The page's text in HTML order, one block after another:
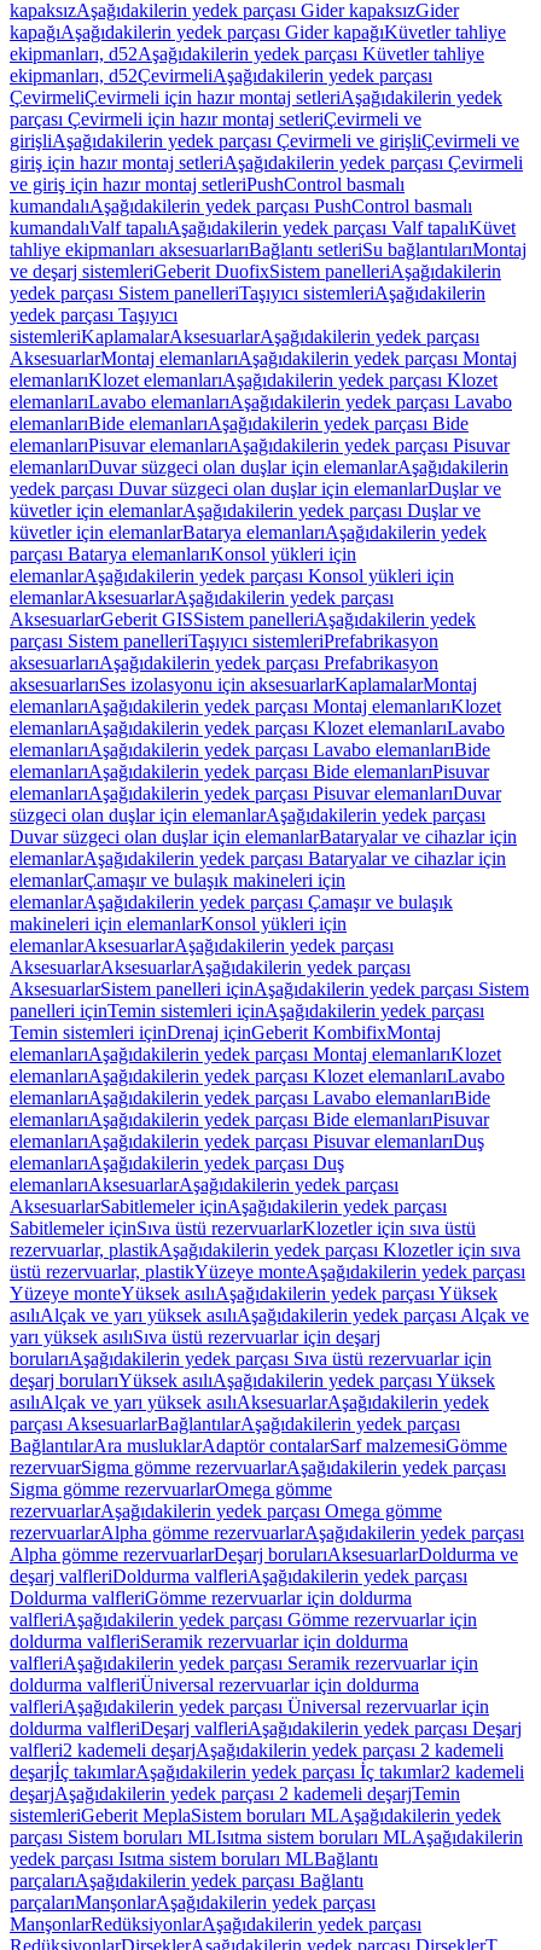
kapaksızAşağıdakilerin yedek parçası Gider kapaksızGider
kapağıAşağıdakilerin yedek parçası Gider kapağıKüvetler tahliye
ekipmanları, d52Aşağıdakilerin yedek parçası Küvetler tahliye
ekipmanları, d52ÇevirmeliAşağıdakilerin yedek parçası
ÇevirmeliÇevirmeli için hazır montaj setleriAşağıdakilerin yedek
parçası Çevirmeli için hazır montaj setleriÇevirmeli ve
girişliAşağıdakilerin yedek parçası Çevirmeli ve girişliÇevirmeli ve
giriş için hazır montaj setleriAşağıdakilerin yedek parçası Çevirmeli
ve giriş için hazır montaj setleriPushControl basmalı
kumandalıAşağıdakilerin yedek parçası PushControl basmalı
kumandalıValf tapalıAşağıdakilerin yedek parçası Valf tapalıKüvet
tahliye ekipmanları aksesuarlarıBağlantı setleriSu bağlantılarıMontaj
ve deşarj sistemleriGeberit DuofixSistem panelleriAşağıdakilerin
yedek parçası Sistem panelleriTaşıyıcı sistemleriAşağıdakilerin
yedek parçası Taşıyıcı
sistemleriKaplamalarAksesuarlarAşağıdakilerin yedek parçası
AksesuarlarMontaj elemanlarıAşağıdakilerin yedek parçası Montaj
elemanlarıKlozet elemanlarıAşağıdakilerin yedek parçası Klozet
elemanlarıLavabo elemanlarıAşağıdakilerin yedek parçası Lavabo
elemanlarıBide elemanlarıAşağıdakilerin yedek parçası Bide
elemanlarıPisuvar elemanlarıAşağıdakilerin yedek parçası Pisuvar
elemanlarıDuvar süzgeci olan duşlar için elemanlarAşağıdakilerin
yedek parçası Duvar süzgeci olan duşlar için elemanlarDuşlar ve
küvetler için elemanlarAşağıdakilerin yedek parçası Duşlar ve
küvetler için elemanlarBatarya elemanlarıAşağıdakilerin yedek
parçası Batarya elemanlarıKonsol yükleri için
elemanlarAşağıdakilerin yedek parçası Konsol yükleri için
elemanlarAksesuarlarAşağıdakilerin yedek parçası
AksesuarlarGeberit GISSistem panelleriAşağıdakilerin yedek
parçası Sistem panelleriTaşıyıcı sistemleriPrefabrikasyon
aksesuarlarıAşağıdakilerin yedek parçası Prefabrikasyon
aksesuarlarıSes izolasyonu için aksesuarlarKaplamalarMontaj
elemanlarıAşağıdakilerin yedek parçası Montaj elemanlarıKlozet
elemanlarıAşağıdakilerin yedek parçası Klozet elemanlarıLavabo
elemanlarıAşağıdakilerin yedek parçası Lavabo elemanlarıBide
elemanlarıAşağıdakilerin yedek parçası Bide elemanlarıPisuvar
elemanlarıAşağıdakilerin yedek parçası Pisuvar elemanlarıDuvar
süzgeci olan duşlar için elemanlarAşağıdakilerin yedek parçası
Duvar süzgeci olan duşlar için elemanlarBataryalar ve cihazlar için
elemanlarAşağıdakilerin yedek parçası Bataryalar ve cihazlar için
elemanlarÇamaşır ve bulaşık makineleri için
elemanlarAşağıdakilerin yedek parçası Çamaşır ve bulaşık
makineleri için elemanlarKonsol yükleri için
elemanlarAksesuarlarAşağıdakilerin yedek parçası
AksesuarlarAksesuarlarAşağıdakilerin yedek parçası
AksesuarlarSistem panelleri içinAşağıdakilerin yedek parçası Sistem
panelleri içinTemin sistemleri içinAşağıdakilerin yedek parçası
Temin sistemleri içinDrenaj içinGeberit KombifixMontaj
elemanlarıAşağıdakilerin yedek parçası Montaj elemanlarıKlozet
elemanlarıAşağıdakilerin yedek parçası Klozet elemanlarıLavabo
elemanlarıAşağıdakilerin yedek parçası Lavabo elemanlarıBide
elemanlarıAşağıdakilerin yedek parçası Bide elemanlarıPisuvar
elemanlarıAşağıdakilerin yedek parçası Pisuvar elemanlarıDuş
elemanlarıAşağıdakilerin yedek parçası Duş
elemanlarıAksesuarlarAşağıdakilerin yedek parçası
AksesuarlarSabitlemeler içinAşağıdakilerin yedek parçası
Sabitlemeler içinSıva üstü rezervuarlarKlozetler için sıva üstü
rezervuarlar, plastikAşağıdakilerin yedek parçası Klozetler için sıva
üstü rezervuarlar, plastikYüzeye monteAşağıdakilerin yedek parçası
Yüzeye monteYüksek asılıAşağıdakilerin yedek parçası Yüksek
asılıAlçak ve yarı yüksek asılıAşağıdakilerin yedek parçası Alçak ve
yarı yüksek asılıSıva üstü rezervuarlar için deşarj
borularıAşağıdakilerin yedek parçası Sıva üstü rezervuarlar için
deşarj borularıYüksek asılıAşağıdakilerin yedek parçası Yüksek
asılıAlçak ve yarı yüksek asılıAksesuarlarAşağıdakilerin yedek
parçası AksesuarlarBağlantılarAşağıdakilerin yedek parçası
BağlantılarAra musluklarAdaptör contalarSarf malzemesiGömme
rezervuarSigma gömme rezervuarlarAşağıdakilerin yedek parçası
Sigma gömme rezervuarlarOmega gömme
rezervuarlarAşağıdakilerin yedek parçası Omega gömme
rezervuarlarAlpha gömme rezervuarlarAşağıdakilerin yedek parçası
Alpha gömme rezervuarlarDeşarj borularıAksesuarlarDoldurma ve
deşarj valfleriDoldurma valfleriAşağıdakilerin yedek parçası
Doldurma valfleriGömme rezervuarlar için doldurma
valfleriAşağıdakilerin yedek parçası Gömme rezervuarlar için
doldurma valfleriSeramik rezervuarlar için doldurma
valfleriAşağıdakilerin yedek parçası Seramik rezervuarlar için
doldurma valfleriÜniversal rezervuarlar için doldurma
valfleriAşağıdakilerin yedek parçası Üniversal rezervuarlar için
doldurma valfleriDeşarj valfleriAşağıdakilerin yedek parçası Deşarj
valfleri2 kademeli deşarjAşağıdakilerin yedek parçası 2 kademeli
deşarjİç takımlarAşağıdakilerin yedek parçası İç takımlar2 kademeli
deşarjAşağıdakilerin yedek parçası 2 kademeli deşarjTemin
sistemleriGeberit MeplaSistem boruları MLAşağıdakilerin yedek
parçası Sistem boruları MLIsıtma sistem boruları MLAşağıdakilerin
yedek parçası Isıtma sistem boruları MLBağlantı
parçalarıAşağıdakilerin yedek parçası Bağlantı
parçalarıManşonlarAşağıdakilerin yedek parçası
ManşonlarRedüksiyonlarAşağıdakilerin yedek parçası
RedüksiyonlarDirseklerAşağıdakilerin yedek parçası DirseklerT